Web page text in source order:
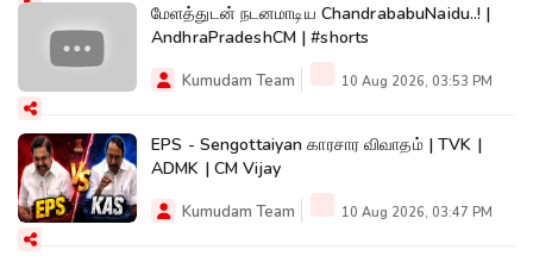
மேளத்துடன் நடனமாடிய ChandrababuNaidu..! |
AndhraPradeshCM | #shorts
Kumudam Team 10 Aug 2026, 03:53 PM
EPS - Sengottaiyan காரசார விவாதம் | TVK |
ADMK | CM Vijay
Kumudam Team 10 Aug 2026, 03:47 PM